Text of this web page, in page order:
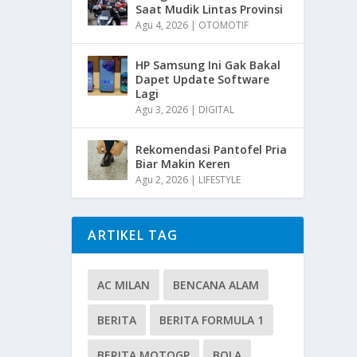
Saat Mudik Lintas Provinsi
Agu 4, 2026 | OTOMOTIF
HP Samsung Ini Gak Bakal
Dapet Update Software
Lagi
Agu 3, 2026 | DIGITAL
Rekomendasi Pantofel Pria
Biar Makin Keren
Agu 2, 2026 | LIFESTYLE
ARTIKEL TAG
AC MILAN BENCANA ALAM
BERITA BERITA FORMULA 1